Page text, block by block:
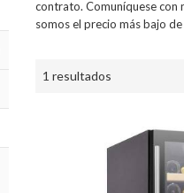
contrato. Comuníquese con
somos el precio más bajo de
1 resultados